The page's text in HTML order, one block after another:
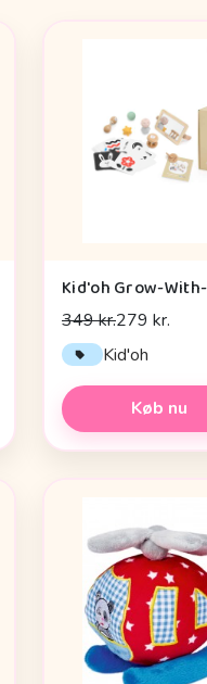
349 kr.279 kr.
Kid'oh
Køb nu